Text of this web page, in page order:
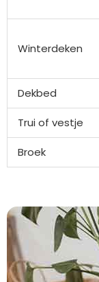
Winterdeken
Dekbed
Trui of vestje
Broek